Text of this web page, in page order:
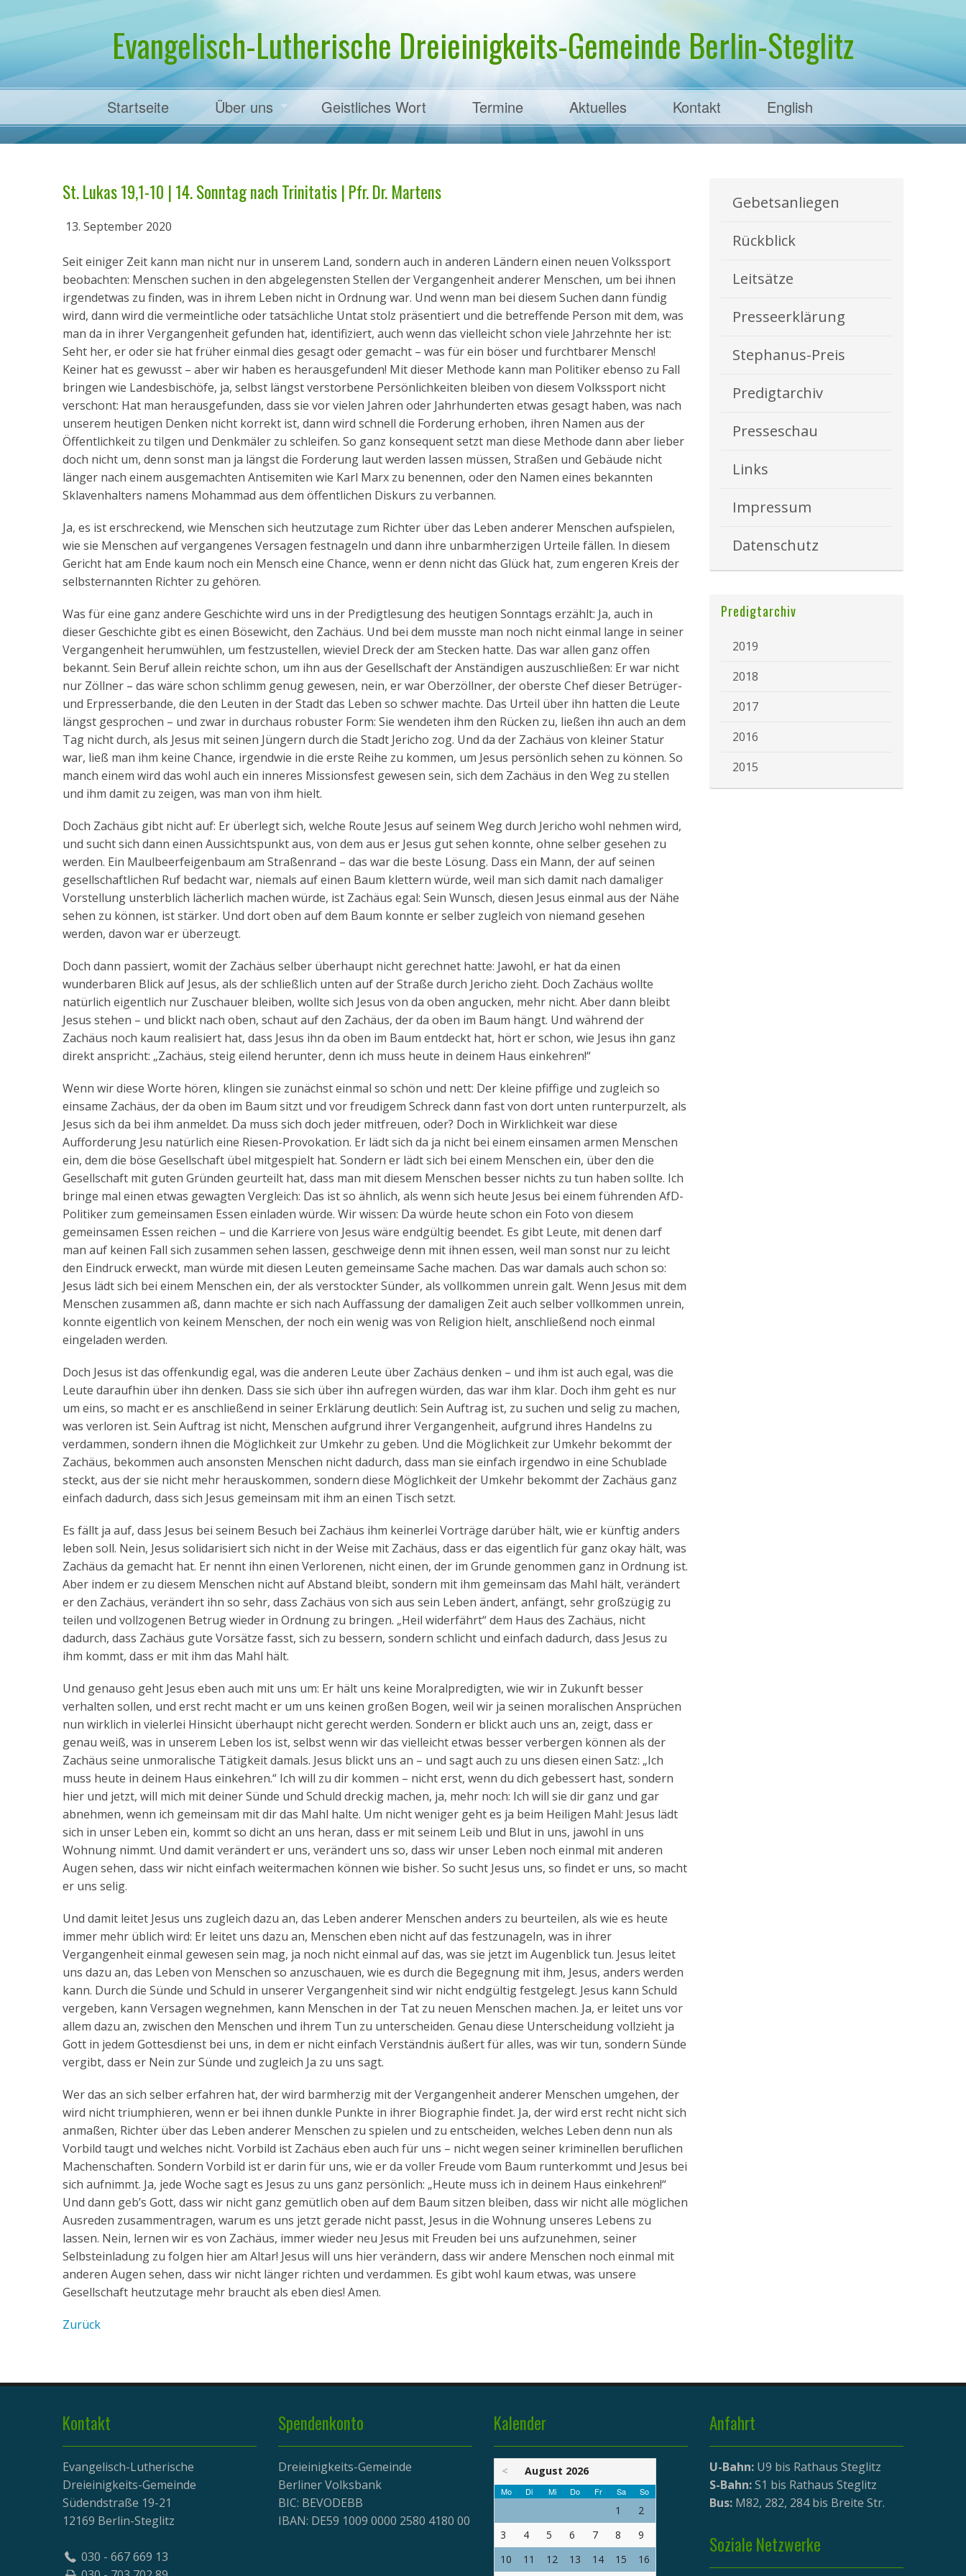
Evangelisch-Lutherische Dreieinigkeits-Gemeinde Berlin-Steglitz
Startseite
Über uns
Pfarrer Dr. Martens
Geistliches Wort Termine Aktuelles Kontakt English
St. Lukas 19,1-10 | 14. Sonntag nach Trinitatis | Pfr. Dr. Martens
13. September 2020
Seit einiger Zeit kann man nicht nur in unserem Land, sondern auch in anderen Ländern einen neuen Volkssport
beobachten: Menschen suchen in den abgelegensten Stellen der Vergangenheit anderer Menschen, um bei ihnen
irgendetwas zu finden, was in ihrem Leben nicht in Ordnung war. Und wenn man bei diesem Suchen dann fündig
wird, dann wird die vermeintliche oder tatsächliche Untat stolz präsentiert und die betreffende Person mit dem, was
man da in ihrer Vergangenheit gefunden hat, identifiziert, auch wenn das vielleicht schon viele Jahrzehnte her ist:
Seht her, er oder sie hat früher einmal dies gesagt oder gemacht – was für ein böser und furchtbarer Mensch!
Keiner hat es gewusst – aber wir haben es herausgefunden! Mit dieser Methode kann man Politiker ebenso zu Fall
bringen wie Landesbischöfe, ja, selbst längst verstorbene Persönlichkeiten bleiben von diesem Volkssport nicht
verschont: Hat man herausgefunden, dass sie vor vielen Jahren oder Jahrhunderten etwas gesagt haben, was nach
unserem heutigen Denken nicht korrekt ist, dann wird schnell die Forderung erhoben, ihren Namen aus der
Öffentlichkeit zu tilgen und Denkmäler zu schleifen. So ganz konsequent setzt man diese Methode dann aber lieber
doch nicht um, denn sonst man ja längst die Forderung laut werden lassen müssen, Straßen und Gebäude nicht
länger nach einem ausgemachten Antisemiten wie Karl Marx zu benennen, oder den Namen eines bekannten
Sklavenhalters namens Mohammad aus dem öffentlichen Diskurs zu verbannen.
Ja, es ist erschreckend, wie Menschen sich heutzutage zum Richter über das Leben anderer Menschen aufspielen,
wie sie Menschen auf vergangenes Versagen festnageln und dann ihre unbarmherzigen Urteile fällen. In diesem
Gericht hat am Ende kaum noch ein Mensch eine Chance, wenn er denn nicht das Glück hat, zum engeren Kreis der
selbsternannten Richter zu gehören.
Was für eine ganz andere Geschichte wird uns in der Predigtlesung des heutigen Sonntags erzählt: Ja, auch in
dieser Geschichte gibt es einen Bösewicht, den Zachäus. Und bei dem musste man noch nicht einmal lange in seiner
Vergangenheit herumwühlen, um festzustellen, wieviel Dreck der am Stecken hatte. Das war allen ganz offen
bekannt. Sein Beruf allein reichte schon, um ihn aus der Gesellschaft der Anständigen auszuschließen: Er war nicht
nur Zöllner – das wäre schon schlimm genug gewesen, nein, er war Oberzöllner, der oberste Chef dieser Betrüger-
und Erpresserbande, die den Leuten in der Stadt das Leben so schwer machte. Das Urteil über ihn hatten die Leute
längst gesprochen – und zwar in durchaus robuster Form: Sie wendeten ihm den Rücken zu, ließen ihn auch an dem
Tag nicht durch, als Jesus mit seinen Jüngern durch die Stadt Jericho zog. Und da der Zachäus von kleiner Statur
war, ließ man ihm keine Chance, irgendwie in die erste Reihe zu kommen, um Jesus persönlich sehen zu können. So
manch einem wird das wohl auch ein inneres Missionsfest gewesen sein, sich dem Zachäus in den Weg zu stellen
und ihm damit zu zeigen, was man von ihm hielt.
Doch Zachäus gibt nicht auf: Er überlegt sich, welche Route Jesus auf seinem Weg durch Jericho wohl nehmen wird,
und sucht sich dann einen Aussichtspunkt aus, von dem aus er Jesus gut sehen konnte, ohne selber gesehen zu
werden. Ein Maulbeerfeigenbaum am Straßenrand – das war die beste Lösung. Dass ein Mann, der auf seinen
gesellschaftlichen Ruf bedacht war, niemals auf einen Baum klettern würde, weil man sich damit nach damaliger
Vorstellung unsterblich lächerlich machen würde, ist Zachäus egal: Sein Wunsch, diesen Jesus einmal aus der Nähe
sehen zu können, ist stärker. Und dort oben auf dem Baum konnte er selber zugleich von niemand gesehen
werden, davon war er überzeugt.
Doch dann passiert, womit der Zachäus selber überhaupt nicht gerechnet hatte: Jawohl, er hat da einen
wunderbaren Blick auf Jesus, als der schließlich unten auf der Straße durch Jericho zieht. Doch Zachäus wollte
natürlich eigentlich nur Zuschauer bleiben, wollte sich Jesus von da oben angucken, mehr nicht. Aber dann bleibt
Jesus stehen – und blickt nach oben, schaut auf den Zachäus, der da oben im Baum hängt. Und während der
Zachäus noch kaum realisiert hat, dass Jesus ihn da oben im Baum entdeckt hat, hört er schon, wie Jesus ihn ganz
direkt anspricht: „Zachäus, steig eilend herunter, denn ich muss heute in deinem Haus einkehren!“
Wenn wir diese Worte hören, klingen sie zunächst einmal so schön und nett: Der kleine pfiffige und zugleich so
einsame Zachäus, der da oben im Baum sitzt und vor freudigem Schreck dann fast von dort unten runterpurzelt, als
Jesus sich da bei ihm anmeldet. Da muss sich doch jeder mitfreuen, oder? Doch in Wirklichkeit war diese
Aufforderung Jesu natürlich eine Riesen-Provokation. Er lädt sich da ja nicht bei einem einsamen armen Menschen
ein, dem die böse Gesellschaft übel mitgespielt hat. Sondern er lädt sich bei einem Menschen ein, über den die
Gesellschaft mit guten Gründen geurteilt hat, dass man mit diesem Menschen besser nichts zu tun haben sollte. Ich
bringe mal einen etwas gewagten Vergleich: Das ist so ähnlich, als wenn sich heute Jesus bei einem führenden AfD-
Politiker zum gemeinsamen Essen einladen würde. Wir wissen: Da würde heute schon ein Foto von diesem
gemeinsamen Essen reichen – und die Karriere von Jesus wäre endgültig beendet. Es gibt Leute, mit denen darf
man auf keinen Fall sich zusammen sehen lassen, geschweige denn mit ihnen essen, weil man sonst nur zu leicht
den Eindruck erweckt, man würde mit diesen Leuten gemeinsame Sache machen. Das war damals auch schon so:
Jesus lädt sich bei einem Menschen ein, der als verstockter Sünder, als vollkommen unrein galt. Wenn Jesus mit dem
Menschen zusammen aß, dann machte er sich nach Auffassung der damaligen Zeit auch selber vollkommen unrein,
konnte eigentlich von keinem Menschen, der noch ein wenig was von Religion hielt, anschließend noch einmal
eingeladen werden.
Doch Jesus ist das offenkundig egal, was die anderen Leute über Zachäus denken – und ihm ist auch egal, was die
Leute daraufhin über ihn denken. Dass sie sich über ihn aufregen würden, das war ihm klar. Doch ihm geht es nur
um eins, so macht er es anschließend in seiner Erklärung deutlich: Sein Auftrag ist, zu suchen und selig zu machen,
was verloren ist. Sein Auftrag ist nicht, Menschen aufgrund ihrer Vergangenheit, aufgrund ihres Handelns zu
verdammen, sondern ihnen die Möglichkeit zur Umkehr zu geben. Und die Möglichkeit zur Umkehr bekommt der
Zachäus, bekommen auch ansonsten Menschen nicht dadurch, dass man sie einfach irgendwo in eine Schublade
steckt, aus der sie nicht mehr herauskommen, sondern diese Möglichkeit der Umkehr bekommt der Zachäus ganz
einfach dadurch, dass sich Jesus gemeinsam mit ihm an einen Tisch setzt.
Es fällt ja auf, dass Jesus bei seinem Besuch bei Zachäus ihm keinerlei Vorträge darüber hält, wie er künftig anders
leben soll. Nein, Jesus solidarisiert sich nicht in der Weise mit Zachäus, dass er das eigentlich für ganz okay hält, was
Zachäus da gemacht hat. Er nennt ihn einen Verlorenen, nicht einen, der im Grunde genommen ganz in Ordnung ist.
Aber indem er zu diesem Menschen nicht auf Abstand bleibt, sondern mit ihm gemeinsam das Mahl hält, verändert
er den Zachäus, verändert ihn so sehr, dass Zachäus von sich aus sein Leben ändert, anfängt, sehr großzügig zu
teilen und vollzogenen Betrug wieder in Ordnung zu bringen. „Heil widerfährt“ dem Haus des Zachäus, nicht
dadurch, dass Zachäus gute Vorsätze fasst, sich zu bessern, sondern schlicht und einfach dadurch, dass Jesus zu
ihm kommt, dass er mit ihm das Mahl hält.
Und genauso geht Jesus eben auch mit uns um: Er hält uns keine Moralpredigten, wie wir in Zukunft besser
verhalten sollen, und erst recht macht er um uns keinen großen Bogen, weil wir ja seinen moralischen Ansprüchen
nun wirklich in vielerlei Hinsicht überhaupt nicht gerecht werden. Sondern er blickt auch uns an, zeigt, dass er
genau weiß, was in unserem Leben los ist, selbst wenn wir das vielleicht etwas besser verbergen können als der
Zachäus seine unmoralische Tätigkeit damals. Jesus blickt uns an – und sagt auch zu uns diesen einen Satz: „Ich
muss heute in deinem Haus einkehren.“ Ich will zu dir kommen – nicht erst, wenn du dich gebessert hast, sondern
hier und jetzt, will mich mit deiner Sünde und Schuld dreckig machen, ja, mehr noch: Ich will sie dir ganz und gar
abnehmen, wenn ich gemeinsam mit dir das Mahl halte. Um nicht weniger geht es ja beim Heiligen Mahl: Jesus lädt
sich in unser Leben ein, kommt so dicht an uns heran, dass er mit seinem Leib und Blut in uns, jawohl in uns
Wohnung nimmt. Und damit verändert er uns, verändert uns so, dass wir unser Leben noch einmal mit anderen
Augen sehen, dass wir nicht einfach weitermachen können wie bisher. So sucht Jesus uns, so findet er uns, so macht
er uns selig.
Und damit leitet Jesus uns zugleich dazu an, das Leben anderer Menschen anders zu beurteilen, als wie es heute
immer mehr üblich wird: Er leitet uns dazu an, Menschen eben nicht auf das festzunageln, was in ihrer
Vergangenheit einmal gewesen sein mag, ja noch nicht einmal auf das, was sie jetzt im Augenblick tun. Jesus leitet
uns dazu an, das Leben von Menschen so anzuschauen, wie es durch die Begegnung mit ihm, Jesus, anders werden
kann. Durch die Sünde und Schuld in unserer Vergangenheit sind wir nicht endgültig festgelegt. Jesus kann Schuld
vergeben, kann Versagen wegnehmen, kann Menschen in der Tat zu neuen Menschen machen. Ja, er leitet uns vor
allem dazu an, zwischen den Menschen und ihrem Tun zu unterscheiden. Genau diese Unterscheidung vollzieht ja
Gott in jedem Gottesdienst bei uns, in dem er nicht einfach Verständnis äußert für alles, was wir tun, sondern Sünde
vergibt, dass er Nein zur Sünde und zugleich Ja zu uns sagt.
Wer das an sich selber erfahren hat, der wird barmherzig mit der Vergangenheit anderer Menschen umgehen, der
wird nicht triumphieren, wenn er bei ihnen dunkle Punkte in ihrer Biographie findet. Ja, der wird erst recht nicht sich
anmaßen, Richter über das Leben anderer Menschen zu spielen und zu entscheiden, welches Leben denn nun als
Vorbild taugt und welches nicht. Vorbild ist Zachäus eben auch für uns – nicht wegen seiner kriminellen beruflichen
Machenschaften. Sondern Vorbild ist er darin für uns, wie er da voller Freude vom Baum runterkommt und Jesus bei
sich aufnimmt. Ja, jede Woche sagt es Jesus zu uns ganz persönlich: „Heute muss ich in deinem Haus einkehren!“
Und dann geb’s Gott, dass wir nicht ganz gemütlich oben auf dem Baum sitzen bleiben, dass wir nicht alle möglichen
Ausreden zusammentragen, warum es uns jetzt gerade nicht passt, Jesus in die Wohnung unseres Lebens zu
lassen. Nein, lernen wir es von Zachäus, immer wieder neu Jesus mit Freuden bei uns aufzunehmen, seiner
Selbsteinladung zu folgen hier am Altar! Jesus will uns hier verändern, dass wir andere Menschen noch einmal mit
anderen Augen sehen, dass wir nicht länger richten und verdammen. Es gibt wohl kaum etwas, was unsere
Gesellschaft heutzutage mehr braucht als eben dies! Amen.
Zurück
Gebetsanliegen
Rückblick
Leitsätze
Presseerklärung
Stephanus-Preis
Predigtarchiv
Presseschau
Links
Impressum
Datenschutz
Predigtarchiv
2019
2018
2017
2016
2015
Kontakt
Evangelisch-Lutherische
Dreieinigkeits-Gemeinde
Südendstraße 19-21
12169 Berlin-Steglitz
030 - 667 669 13
Spendenkonto
Dreieinigkeits-Gemeinde
Berliner Volksbank
BIC: BEVODEBB
IBAN: DE59 1009 0000 2580 4180 00
Kalender
< August 2026
Mo Di Mi Do Fr Sa So
1
2
3
4 5 6 7 8
9
10
11 12 13 14 15 16
Anfahrt
U-Bahn: U9 bis Rathaus Steglitz
S-Bahn:S1 bis Rathaus Steglitz
Bus: M82, 282, 284 bis Breite Str.
Soziale Netzwerke